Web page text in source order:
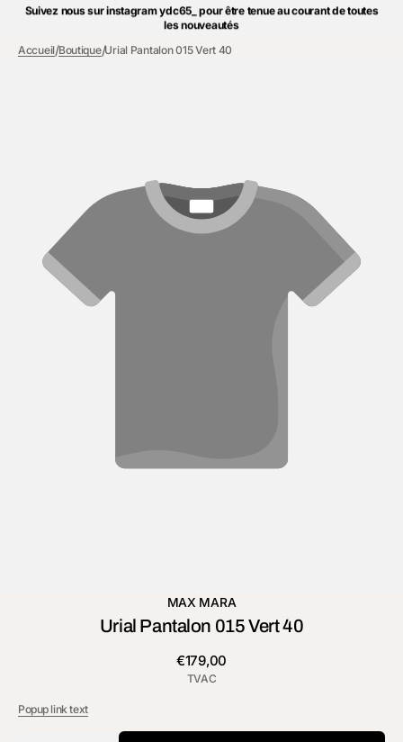
Suivez nous sur instagram ydc65_ pour être tenue au courant de toutes
les nouveautés
Suivez nous sur instagram pour être au courant de toutes les nouveautés
Accueil/Boutique/Urial Pantalon 015 Vert 40
MAX MARA
Urial Pantalon 015 Vert 40
Prix
habituel
€179,00
TVAC
Popup link text